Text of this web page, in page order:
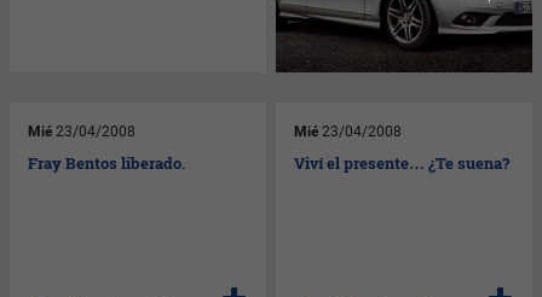
Mié 23/04/2008
Fray Bentos liberado.
Mié 23/04/2008
Viví el presente… ¿Te suena?